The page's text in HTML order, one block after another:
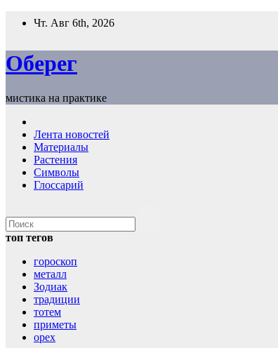
Перейти
Чт. Авг 6th, 2026
Оберег
мистика на практике
Лента новостей
Материалы
Растения
Символы
Глоссарий
топ тегов
гороскоп
металл
Зодиак
традиции
тотем
приметы
орех